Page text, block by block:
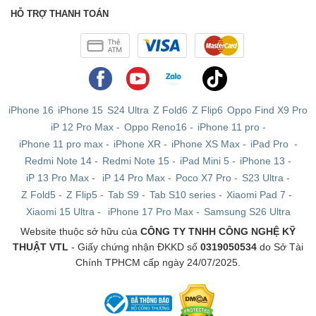
Bảo Mật và Các Tính Năng Thông Minh:
trắc học giúp người dùng bảo vệ dữ liệu cá nhân một cách an toàn
Các dòng điện thoại di động phổ biến hiện
Điện thoại thông minh (Smartphone)
Smartphone là dòng điện thoại phổ biến nhất, phục vụ
cho hầu hết các nhu cầu từ liên lạc, làm việc, đến giải
trí. Các smartphone chính hãng hiện nay đều được trang
bị các tính năng mạnh mẽ như camera xuất sắc, cấu
hình mạnh, và màn hình sắc nét. Các mẫu điện thoại nổi
bật trong phân khúc này bao gồm iPhone, Samsung
Galaxy, và các dòng điện thoại Xiaomi, OPPO, Vivo.
Smartphone có nhiều loại, từ các dòng điện thoại giá rẻ
HỖ TRỢ THANH TOÁN
iPhone 16 iPhone 15 S24 Ultra Z Fold6 Z Flip6 Oppo Find X9 Pro
iP 12 Pro Max- Oppo Reno16 - iPhone 11 pro-
iPhone 11 pro max- iPhone XR - iPhone XS Max- iPad Pro -
Redmi Note 14 - Redmi Note 15 - iPad Mini 5 - iPhone 13 -
iP 13 Pro Max - iP 14 Pro Max - Poco X7 Pro - S23 Ultra -
Z Fold5 - Z Flip5 - Tab S9 - Tab S10 series - Xiaomi Pad 7 -
Xiaomi 15 Ultra - iPhone 17 Pro Max- Samsung S26 Ultra
Website thuộc sở hữu của CÔNG TY TNHH CÔNG NGHỆ KỸ
THUẬT VTL - Giấy chứng nhận ĐKKD số 0319050534 do Sở Tài
Chính TPHCM cấp ngày 24/07/2025.